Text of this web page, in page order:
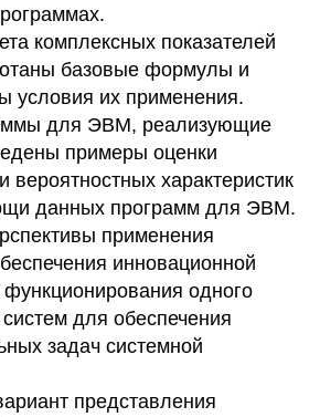
комплексных показателей
базовые формулы и
условия их применения.
для ЭВМ, реализующие
примеры оценки
вероятностных характеристик
данных программ для ЭВМ.
применения
инновационной
функционирования одного
для обеспечения
задач системной
представления